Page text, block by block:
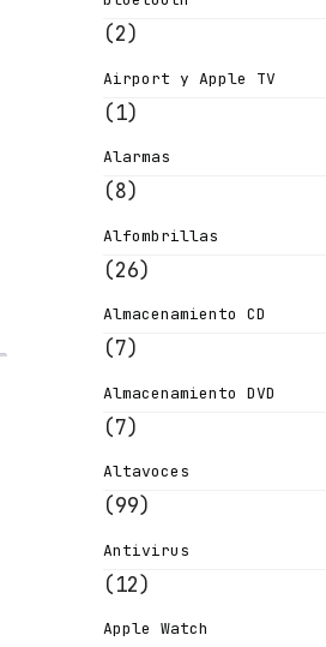
(2)
Airport y Apple TV
(1)
Alarmas
(8)
Alfombrillas
(26)
Almacenamiento CD
(7)
Almacenamiento DVD
(7)
Altavoces
(99)
Antivirus
(12)
Apple Watch